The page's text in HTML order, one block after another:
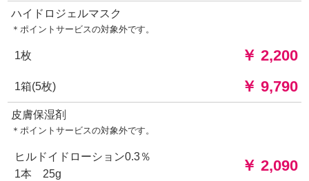
ハイドロジェルマスク
＊ポイントサービスの対象外です。
1枚 ￥ 2,200
1箱(5枚) ￥ 9,790
皮膚保湿剤
＊ポイントサービスの対象外です。
ヒルドイドローション0.3％
1本 25g
￥ 2,090